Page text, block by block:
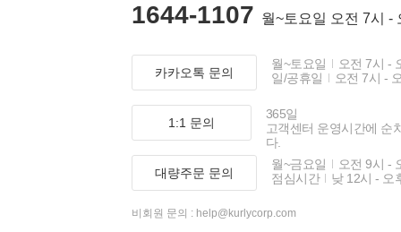
1644-1107 월~토요일 오전 7시 -
카카오톡 문의
월~토요일
오전 7시 -
일/공휴일
오전 7시 -
1:1 문의
365일
고객센터 운영시간에 순
다.
대량주문 문의
월~금요일
오전 9시 -
점심시간
낮 12시 - 오
비회원 문의 : help@kurlycorp.com